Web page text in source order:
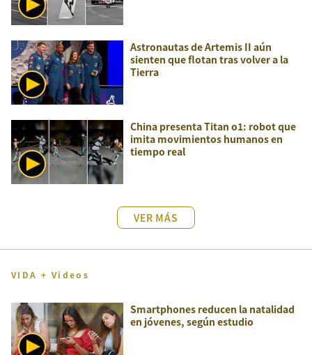
Astronautas de Artemis II aún
sienten que flotan tras volver a la
Tierra
China presenta Titan o1: robot que
imita movimientos humanos en
tiempo real
VER MÁS
VIDA + Videos
Smartphones reducen la natalidad
en jóvenes, según estudio